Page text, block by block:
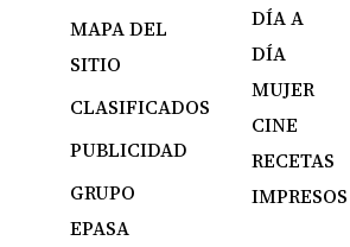
MAPA DEL
SITIO
CLASIFICADOS
PUBLICIDAD
GRUPO
EPASA
DÍA A
DÍA
MUJER
CINE
RECETAS
IMPRESOS